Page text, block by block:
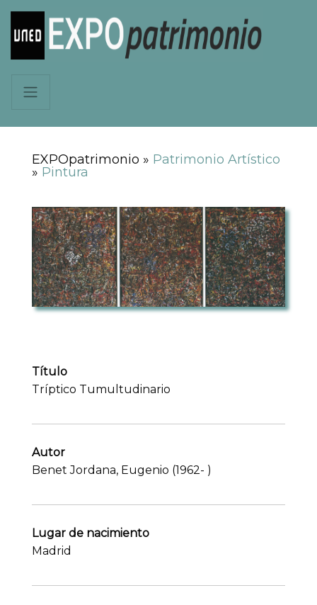
EXPOpatrimonio » Patrimonio Artístico
» Pintura
Título
Tríptico Tumultudinario
Autor
Benet Jordana, Eugenio (1962- )
Lugar de nacimiento
Madrid